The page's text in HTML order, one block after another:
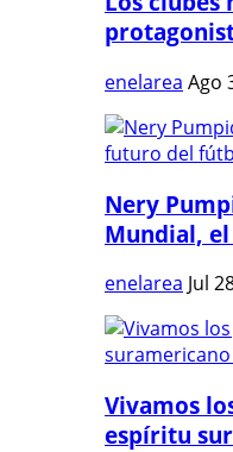
enelarea Ago
Nery
Mundial,
enelarea Jul
Vivamos
espíritu